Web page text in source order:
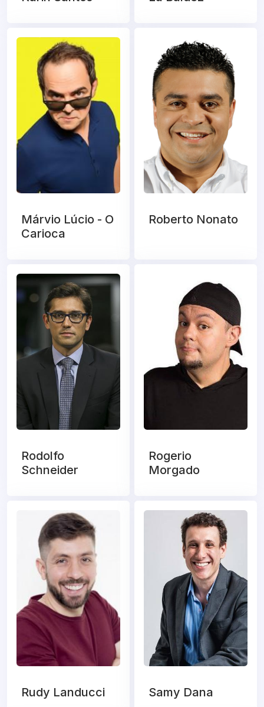
Márvio Lúcio - O
Carioca
Roberto Nonato
Rodolfo
Schneider
Rogerio
Morgado
Rudy Landucci Samy Dana